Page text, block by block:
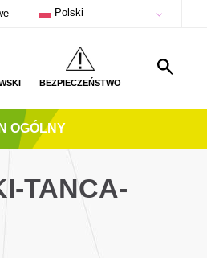
Polski
BEZPIECZEŃSTWO
OGÓLNY
TANCA-